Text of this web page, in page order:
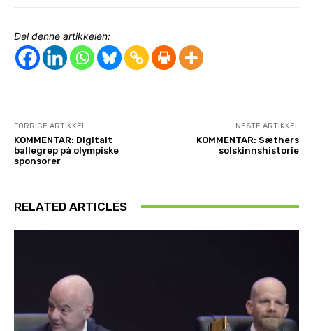
Del denne artikkelen:
FORRIGE ARTIKKEL
KOMMENTAR: Digitalt
ballegrep på olympiske
sponsorer
NESTE ARTIKKEL
KOMMENTAR: Sæthers
solskinnshistorie
RELATED ARTICLES